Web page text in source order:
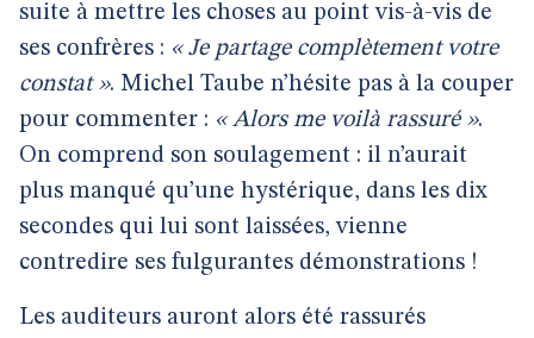
suite à mettre les choses au point vis-à-vis de
ses confrères : « Je partage complètement votre
constat ». Michel Taube n’hésite pas à la couper
pour commenter : « Alors me voilà rassuré ».
On comprend son soulagement : il n’aurait
plus manqué qu’une hystérique, dans les dix
secondes qui lui sont laissées, vienne
contredire ses fulgurantes démonstrations !
Les auditeurs auront alors été rassurés